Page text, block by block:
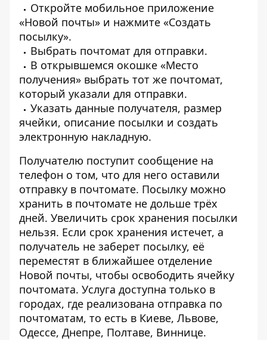
Откройте мобильное приложение
«Новой почты» и нажмите «Создать
посылку».
Выбрать почтомат для отправки.
В открывшемся окошке «Место
получения» выбрать тот же почтомат,
который указали для отправки.
Указать данные получателя, размер
ячейки, описание посылки и создать
электронную накладную.
Получателю поступит сообщение на
телефон о том, что для него оставили
отправку в почтомате. Посылку можно
хранить в почтомате не дольше трёх
дней. Увеличить срок хранения посылки
нельзя. Если срок хранения истечет, а
получатель не заберет посылку, её
переместят в ближайшее отделение
Новой почты, чтобы освободить ячейку
почтомата. Услуга доступна только в
городах, где реализована отправка по
почтоматам, то есть в Киеве, Львове,
Одессе, Днепре, Полтаве, Виннице.